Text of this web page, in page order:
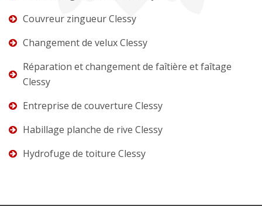
Couvreur zingueur Clessy
Changement de velux Clessy
Réparation et changement de faîtière et faîtage
Clessy
Entreprise de couverture Clessy
Habillage planche de rive Clessy
Hydrofuge de toiture Clessy